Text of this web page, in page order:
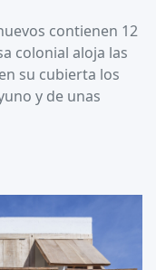
contienen 12
colonial aloja las
su cubierta los
y de unas